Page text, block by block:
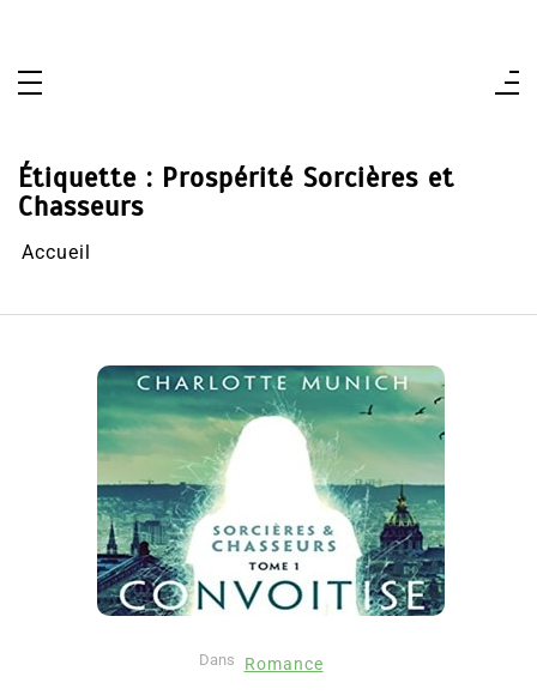
Étiquette : Prospérité Sorcières et
Chasseurs
Accueil
Dans Romance